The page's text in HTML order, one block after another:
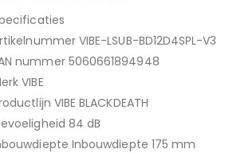
VIBE-LSUB-BD12D4SPL-V3
nummer 5060661894948
VIBE
VIBE BLACKDEATH
84 dB
Inbouwdiepte 175 mm